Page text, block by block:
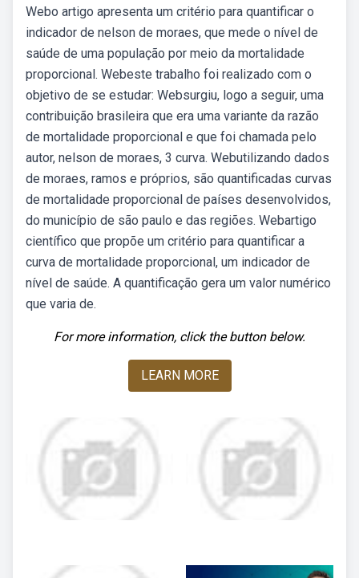
Webo artigo apresenta um critério para quantificar o
indicador de nelson de moraes, que mede o nível de
saúde de uma população por meio da mortalidade
proporcional. Webeste trabalho foi realizado com o
objetivo de se estudar: Websurgiu, logo a seguir, uma
contribuição brasileira que era uma variante da razão
de mortalidade proporcional e que foi chamada pelo
autor, nelson de moraes, 3 curva. Webutilizando dados
de moraes, ramos e próprios, são quantificadas curvas
de mortalidade proporcional de países desenvolvidos,
do município de são paulo e das regiões. Webartigo
científico que propõe um critério para quantificar a
curva de mortalidade proporcional, um indicador de
nível de saúde. A quantificação gera um valor numérico
que varia de.
For more information, click the button below.
LEARN MORE